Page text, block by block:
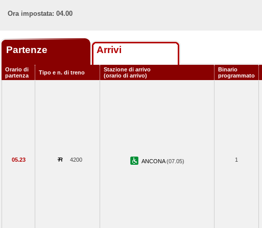
Ora impostata: 04.00
Partenze Arrivi
Orario di
partenza
Tipo e n. di treno
Stazione di arrivo
(orario di arrivo)
Binario
programmato
05.23 4200 ANCONA(07.05) 1